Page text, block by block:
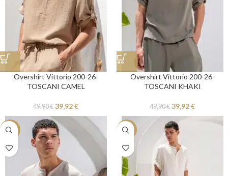
Overshirt Vittorio 200-26-
TOSCANI CAMEL
49,90€ 39,92€
Overshirt Vittorio 200-26-
TOSCANI KHAKI
49,90€ 39,92€
-20% -20%